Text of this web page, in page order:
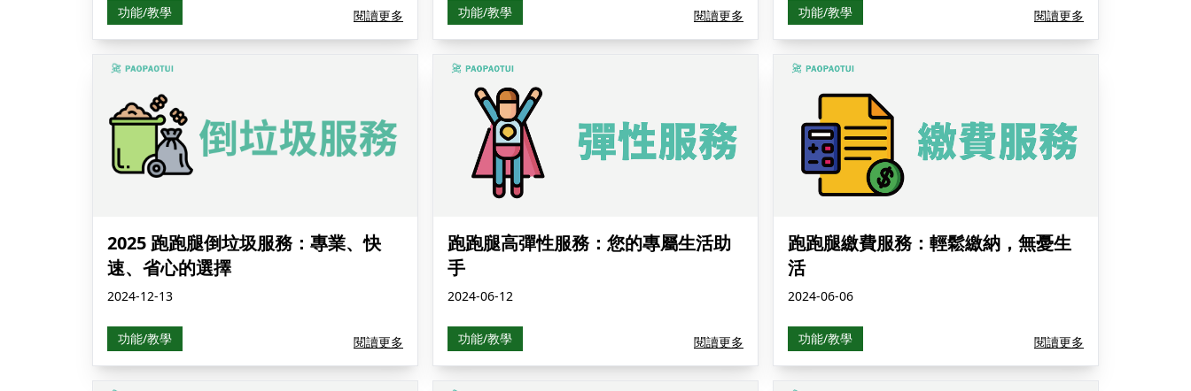
功能/教學 閱讀更多 功能/教學 閱讀更多 功能/教學 閱讀更多
2025 跑跑腿倒垃圾服務：專業、快
速、省心的選擇
2024-12-13
功能/教學 閱讀更多
跑跑腿高彈性服務：您的專屬生活助
手
2024-06-12
功能/教學 閱讀更多
跑跑腿繳費服務：輕鬆繳納，無憂生
活
2024-06-06
功能/教學 閱讀更多